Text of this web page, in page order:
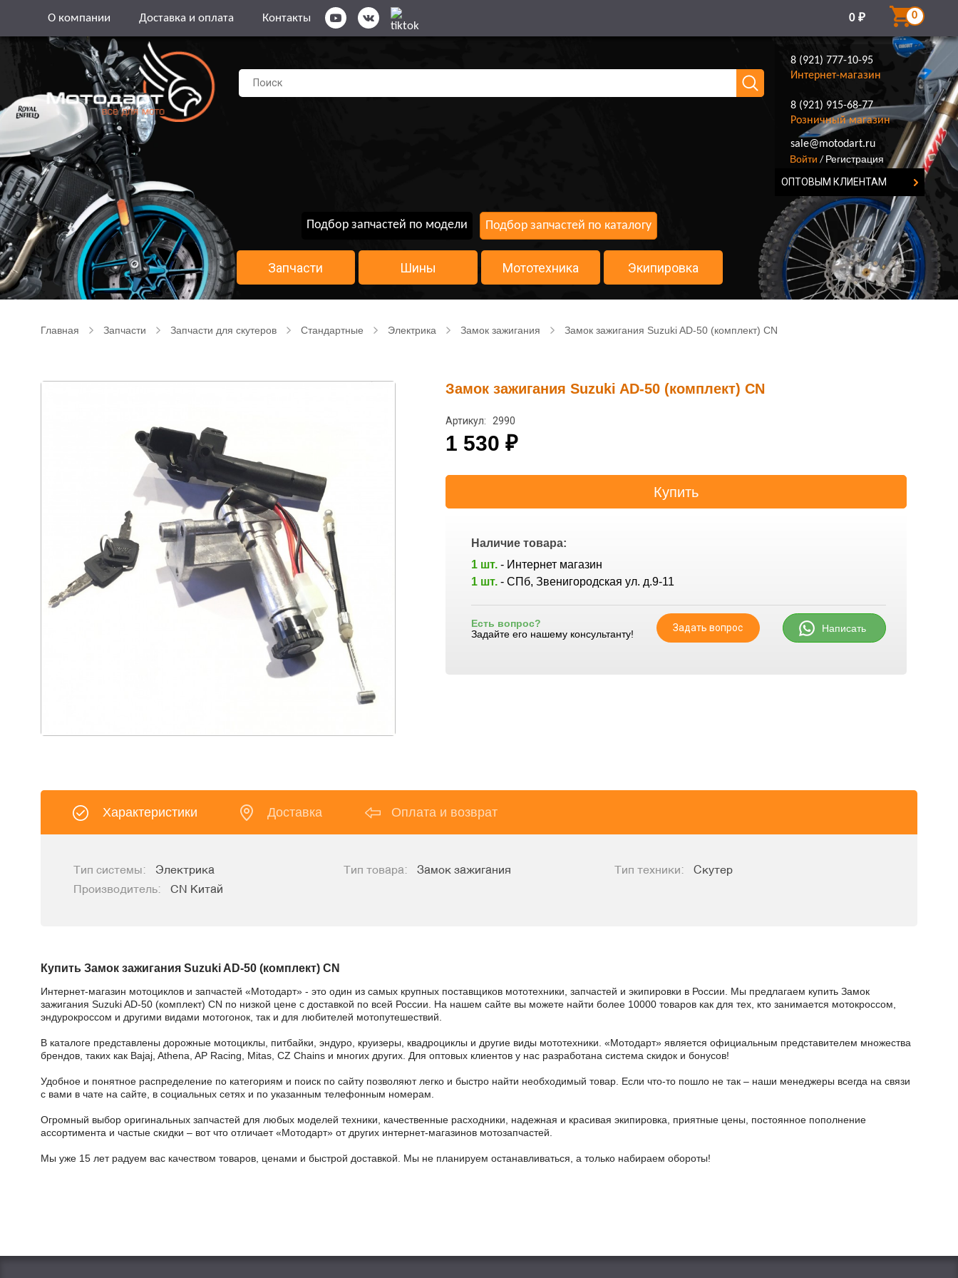
О компании Доставка и оплата Контакты 0 ₽ 0
8 (921) 777-10-95
Интернет-магазин
8 (921) 915-68-77
Розничный магазин
8 (921) 777-10-95
sale@motodart.ru
Войти / Регистрация
ОПТОВЫМ КЛИЕНТАМ
Подбор запчастей по модели Подбор запчастей по каталогу
Запчасти Шины Мототехника Экипировка
Главная Запчасти Запчасти для скутеров Стандартные Электрика Замок зажигания Замок зажигания Suzuki AD-50 (комплект) CN
Замок зажигания Suzuki AD-50 (комплект) CN
Артикул: 2990
1 530 ₽
Наличие товара:
1 шт. - Интернет магазин
1 шт. - СПб, Звенигородская ул. д.9-11
Есть вопрос?
Задайте его нашему консультанту!
Задать вопрос Написать
Характеристики Доставка Оплата и возврат
Тип системы: Электрика Тип товара: Замок зажигания Тип техники:
Скутер
Производитель:
CN Китай
Купить Замок зажигания Suzuki AD-50 (комплект) CN
Интернет-магазин мотоциклов и запчастей «Мотодарт» - это один из самых крупных поставщиков мототехники, запчастей и экипировки в России. Мы предлагаем купить Замок
зажигания Suzuki AD-50 (комплект) CN по низкой цене с доставкой по всей России. На нашем сайте вы можете найти более 10000 товаров как для тех, кто занимается мотокроссом,
эндурокроссом и другими видами мотогонок, так и для любителей мотопутешествий.
В каталоге представлены дорожные мотоциклы, питбайки, эндуро, круизеры, квадроциклы и другие виды мототехники. «Мотодарт» является официальным представителем множества
брендов, таких как Bajaj, Athena, AP Racing, Mitas, CZ Chains и многих других. Для оптовых клиентов у нас разработана система скидок и бонусов!
Удобное и понятное распределение по категориям и поиск по сайту позволяют легко и быстро найти необходимый товар. Если что-то пошло не так – наши менеджеры всегда на связи
с вами в чате на сайте, в социальных сетях и по указанным телефонным номерам.
Огромный выбор оригинальных запчастей для любых моделей техники, качественные расходники, надежная и красивая экипировка, приятные цены, постоянное пополнение
ассортимента и частые скидки – вот что отличает «Мотодарт» от других интернет-магазинов мотозапчастей.
Мы уже 15 лет радуем вас качеством товаров, ценами и быстрой доставкой. Мы не планируем останавливаться, а только набираем обороты!